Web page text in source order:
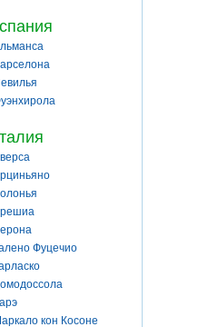
Фуцечио
кон Косоне